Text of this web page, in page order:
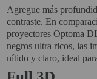
CABLES Y
Atención
951 10 21
Agregue más
contraste. En
proyectores Optoma
negros ultra ricos, las
nítido y claro, ideal